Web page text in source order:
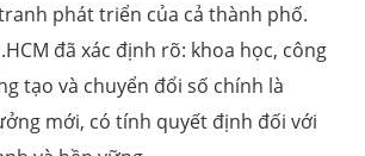
phát triển của cả thành phố.
đã xác định rõ: khoa học, công
tạo và chuyển đổi số chính là
mới, có tính quyết định đối với